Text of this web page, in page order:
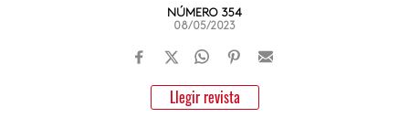
NÚMERO 354
08/05/2023
Llegir revista